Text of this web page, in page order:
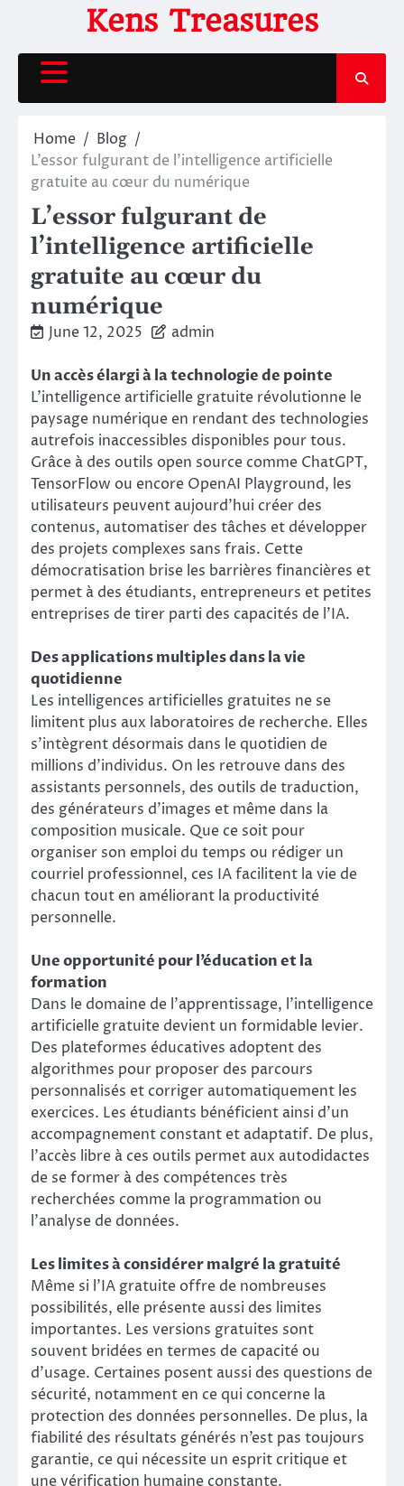
content
Kens Treasures
Home
Blog
L’essor fulgurant de l’intelligence artificielle
gratuite au cœur du numérique
L’essor fulgurant de
l’intelligence artificielle
gratuite au cœur du
numérique
June 12, 2025 admin
Un accès élargi à la technologie de pointe
L’intelligence artificielle gratuite révolutionne le
paysage numérique en rendant des technologies
autrefois inaccessibles disponibles pour tous.
Grâce à des outils open source comme ChatGPT,
TensorFlow ou encore OpenAI Playground, les
utilisateurs peuvent aujourd’hui créer des
contenus, automatiser des tâches et développer
des projets complexes sans frais. Cette
démocratisation brise les barrières financières et
permet à des étudiants, entrepreneurs et petites
entreprises de tirer parti des capacités de l’IA.
Des applications multiples dans la vie
quotidienne
Les intelligences artificielles gratuites ne se
limitent plus aux laboratoires de recherche. Elles
s’intègrent désormais dans le quotidien de
millions d’individus. On les retrouve dans des
assistants personnels, des outils de traduction,
des générateurs d’images et même dans la
composition musicale. Que ce soit pour
organiser son emploi du temps ou rédiger un
courriel professionnel, ces IA facilitent la vie de
chacun tout en améliorant la productivité
personnelle.
Une opportunité pour l’éducation et la
formation
Dans le domaine de l’apprentissage, l’intelligence
artificielle gratuite devient un formidable levier.
Des plateformes éducatives adoptent des
algorithmes pour proposer des parcours
personnalisés et corriger automatiquement les
exercices. Les étudiants bénéficient ainsi d’un
accompagnement constant et adaptatif. De plus,
l’accès libre à ces outils permet aux autodidactes
de se former à des compétences très
recherchées comme la programmation ou
l’analyse de données.
Les limites à considérer malgré la gratuité
Même si l’IA gratuite offre de nombreuses
possibilités, elle présente aussi des limites
importantes. Les versions gratuites sont
souvent bridées en termes de capacité ou
d’usage. Certaines posent aussi des questions de
sécurité, notamment en ce qui concerne la
protection des données personnelles. De plus, la
fiabilité des résultats générés n’est pas toujours
garantie, ce qui nécessite un esprit critique et
une vérification humaine constante.